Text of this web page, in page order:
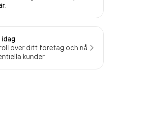
idag
över ditt företag och nå
kunder